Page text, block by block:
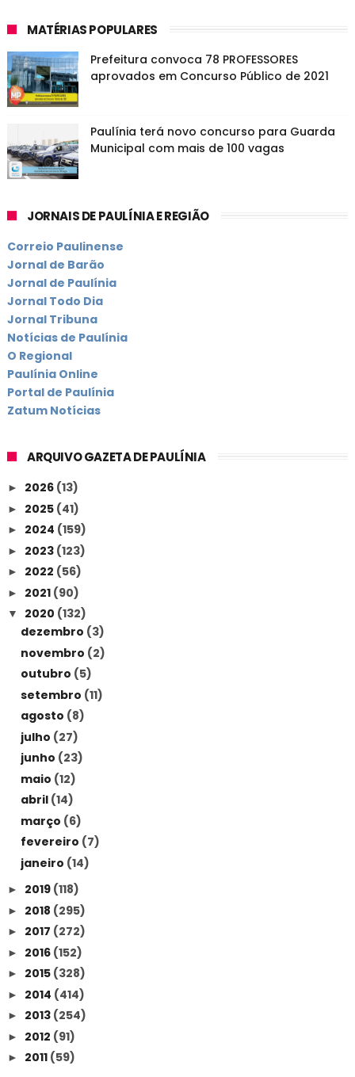
MATÉRIAS POPULARES
Prefeitura convoca 78 PROFESSORES
aprovados em Concurso Público de 2021
Paulínia terá novo concurso para Guarda
Municipal com mais de 100 vagas
JORNAIS DE PAULÍNIA E REGIÃO
Correio Paulinense
Jornal de Barão
Jornal de Paulínia
Jornal Todo Dia
Jornal Tribuna
Notícias de Paulínia
O Regional
Paulínia Online
Portal de Paulínia
Zatum Notícias
ARQUIVO GAZETA DE PAULÍNIA
► 2026 (13)
► 2025 (41)
► 2024 (159)
► 2023 (123)
► 2022 (56)
► 2021 (90)
▼ 2020 (132)
dezembro (3)
novembro (2)
outubro (5)
setembro (11)
agosto (8)
julho (27)
junho (23)
maio (12)
abril (14)
março (6)
fevereiro (7)
janeiro (14)
► 2019 (118)
► 2018 (295)
► 2017 (272)
► 2016 (152)
► 2015 (328)
► 2014 (414)
► 2013 (254)
► 2012 (91)
► 2011 (59)